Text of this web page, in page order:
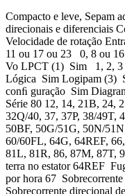
Compacto e leve, Sepam
direcionais e diferenciais
Velocidade de rotação
11 ou 17 ou 23 0, 8 ou
Vo LPCT (1) Sim 1, 2, 3
Lógica Sim Logipam (3)
conﬁ guração Sim
Série 80 12, 14, 21B, 24,
32Q/40, 37, 37P, 38/49T,
50BF, 50G/51G, 50N/
60/60FL, 64G, 64REF,
81L, 81R, 86, 87M, 87T,
terra no estator 64REF
por hora 67
Sobrecorrente direcional